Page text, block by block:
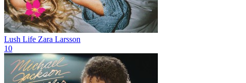
Lush Life Zara Larsson
10